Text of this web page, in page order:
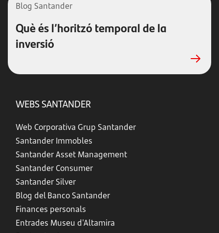
Blog Santander
Què és l’horitzó temporal de la
inversió
WEBS SANTANDER
Web Corporativa Grup Santander
Santander Immobles
Santander Asset Management
Santander Consumer
Santander Silver
Blog del Banco Santander
Finances personals
Entrades Museu d'Altamira